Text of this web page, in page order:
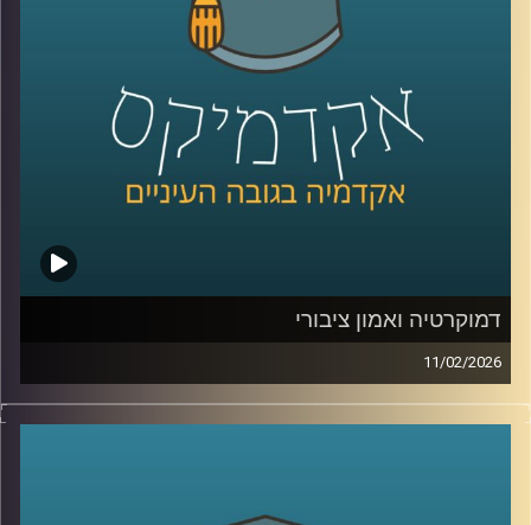
פעולה גם כשאין שלום, יצאנו לראיין את האנשים שמעצבים
את העתיד הכחול של האזור .
בפרק הזה תשמעו קולות מהכנס, רעיונות גדולים, דילמות
אמיתיות, והרבה מאוד תשוקה לחבר בין מדע, קיימות וכלכלה.
דמוקרטיה ואמון ציבורי
11/02/2026
היום אנחנו נוגעים באחת השאלות הכי בוערות בדמוקרטיה, מה
זה בעצם אמון ציבורי, למה הוא כל כך חיוני לתפקוד של מדינה,